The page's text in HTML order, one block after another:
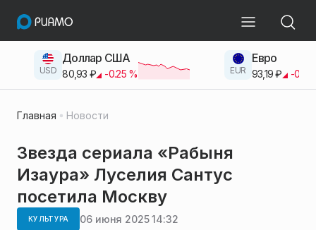
USD
Доллар США
80,93 ₽ -0.25% EUR
Евро
93,19 ₽ -0.42
Главная Новости
Звезда сериала «Рабыня
Изаура» Луселия Сантус
посетила Москву
КУЛЬТУРА 06 июня 2025 14:32